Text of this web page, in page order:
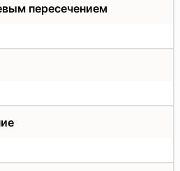
пересечением